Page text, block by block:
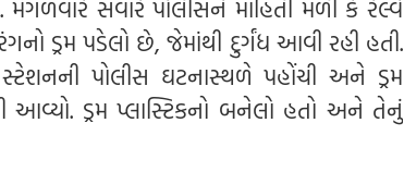
સવારે પોલીસને માહિતી મળી કે રેલ્વે
ડ્રમ પડેલો છે, જેમાંથી દુર્ગંધ આવી રહી હતી.
પોલીસ ઘટનાસ્થળે પહોંચી અને ડ્રમ
ડ્રમ પ્લાસ્ટિકનો બનેલો હતો અને તેનું